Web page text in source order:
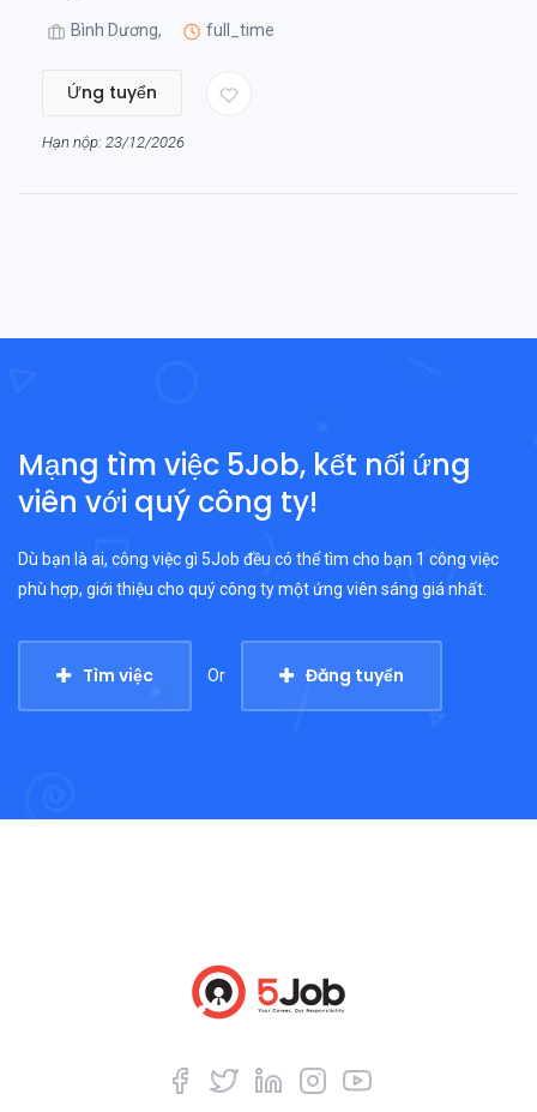
Bình Dương, full_time
Ứng tuyển
Hạn nộp: 23/12/2026
Mạng tìm việc 5Job, kết nối ứng
viên với quý công ty!
Dù bạn là ai, công việc gì 5Job đều có thể tìm cho bạn 1 công việc
phù hợp, giới thiệu cho quý công ty một ứng viên sáng giá nhất.
Tìm việc Or Đăng tuyển